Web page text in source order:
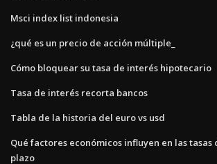
Msci index list indonesia
¿qué es un precio de acción múltiple_
Cómo bloquear su tasa de interés hipotecario
Tasa de interés recorta bancos
Tabla de la historia del euro vs usd
Qué factores económicos influyen en las
plazo